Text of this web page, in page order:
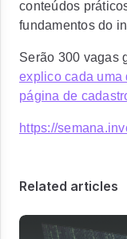
conteúdos
fundamentos do
Serão 300 vagas
explico cada uma
página de
https://
Related articles